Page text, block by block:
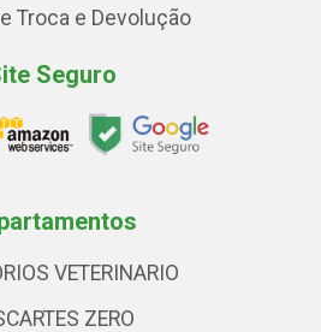
Troca e Devolução
Seguro
VETERINARIO
ZERO